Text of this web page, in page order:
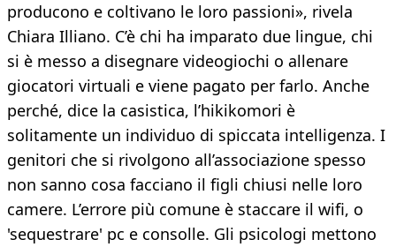
producono e coltivano le loro passioni», rivela
Chiara Illiano. C’è chi ha imparato due lingue, chi
si è messo a disegnare videogiochi o allenare
giocatori virtuali e viene pagato per farlo. Anche
perché, dice la casistica, l’hikikomori è
solitamente un individuo di spiccata intelligenza. I
genitori che si rivolgono all’associazione spesso
non sanno cosa facciano il figli chiusi nelle loro
camere. L’errore più comune è staccare il wifi, o
'sequestrare' pc e consolle. Gli psicologi mettono